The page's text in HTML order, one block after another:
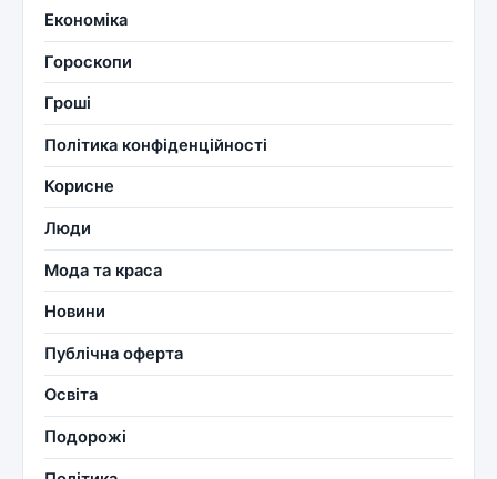
Економіка
Гороскопи
Гроші
Політика конфіденційності
Корисне
Люди
Мода та краса
Новини
Публічна оферта
Освіта
Подорожі